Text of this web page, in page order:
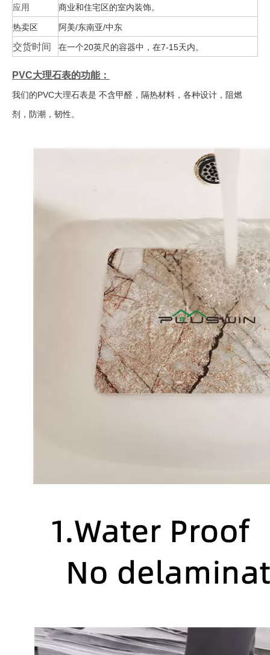
应用 商业和住宅区的室内装饰。
热卖区 阿美/东南亚/中东
交货时间 在一个20英尺的容器中，在7-15天内。
PVC大理石表的功能：
我们的PVC大理石表是 不含甲醛，隔热材料，各种设计，阻燃
剂，防潮，韧性。